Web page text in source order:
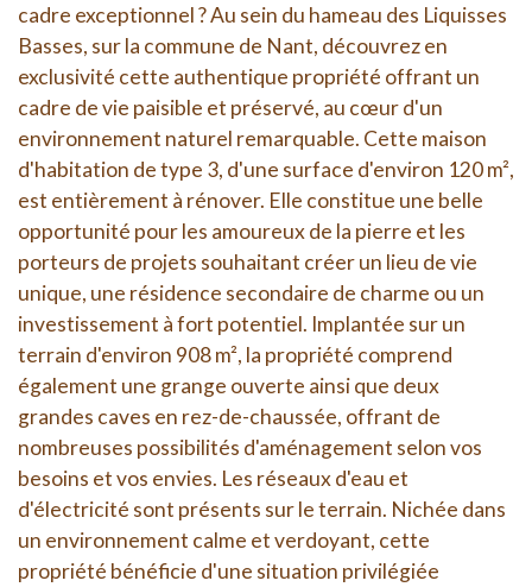
cadre exceptionnel ? Au sein du hameau des Liquisses
Basses, sur la commune de Nant, découvrez en
exclusivité cette authentique propriété offrant un
cadre de vie paisible et préservé, au cœur d'un
environnement naturel remarquable. Cette maison
d'habitation de type 3, d'une surface d'environ 120 m²,
est entièrement à rénover. Elle constitue une belle
opportunité pour les amoureux de la pierre et les
porteurs de projets souhaitant créer un lieu de vie
unique, une résidence secondaire de charme ou un
investissement à fort potentiel. Implantée sur un
terrain d'environ 908 m², la propriété comprend
également une grange ouverte ainsi que deux
grandes caves en rez-de-chaussée, offrant de
nombreuses possibilités d'aménagement selon vos
besoins et vos envies. Les réseaux d'eau et
d'électricité sont présents sur le terrain. Nichée dans
un environnement calme et verdoyant, cette
propriété bénéficie d'une situation privilégiée